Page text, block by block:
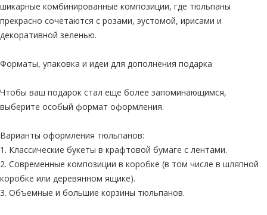
шикарные комбинированные композиции, где тюльпаны
прекрасно сочетаются с розами, эустомой, ирисами и
декоративной зеленью.
Форматы, упаковка и идеи для дополнения подарка
Чтобы ваш подарок стал еще более запоминающимся,
выберите особый формат оформления.
Варианты оформления тюльпанов:
1. Классические букеты в крафтовой бумаге с лентами.
2. Современные композиции в коробке (в том числе в шляпной
коробке или деревянном ящике).
3. Объемные и большие корзины тюльпанов.